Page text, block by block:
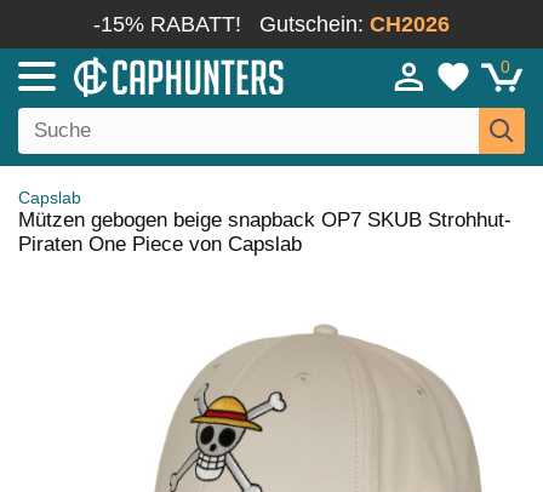
-15% RABATT! Gutschein: CH2026
0
Capslab
Mützen gebogen beige snapback OP7 SKUB Strohhut-
Piraten One Piece von Capslab